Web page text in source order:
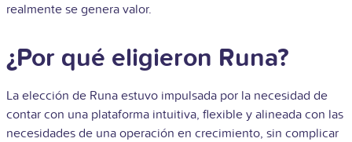
realmente se genera valor.
¿Por qué eligieron Runa?
La elección de Runa estuvo impulsada por la necesidad de
contar con una plataforma intuitiva, flexible y alineada con las
necesidades de una operación en crecimiento, sin complicar